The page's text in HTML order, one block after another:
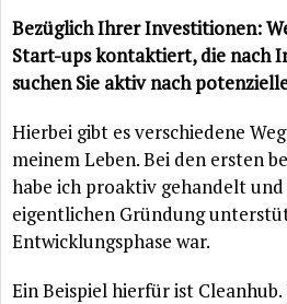
Bezüglich Ihrer Investitionen:
Start-ups kontaktiert, die nach
suchen Sie aktiv nach
Hierbei gibt es verschiedene
meinem Leben. Bei den ersten
habe ich proaktiv gehandelt
eigentlichen Gründung
Entwicklungsphase war.
Ein Beispiel hierfür ist